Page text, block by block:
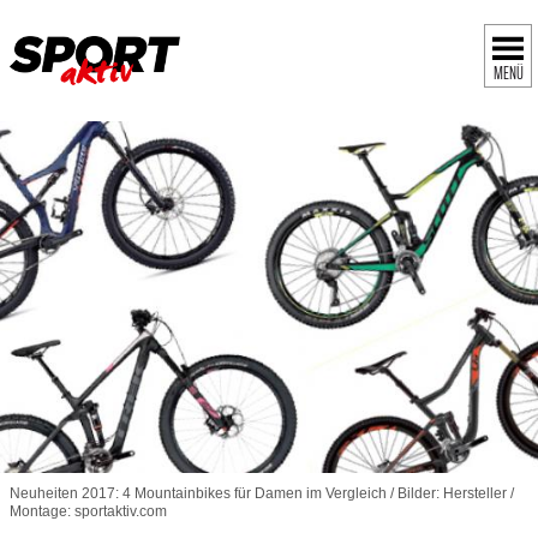
MENÜ
Neuheiten 2017: 4 Mountainbikes für Damen im Vergleich / Bilder: Hersteller /
Montage: sportaktiv.com